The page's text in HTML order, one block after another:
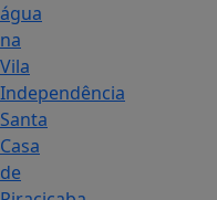
água
na
Vila
Independência
Santa
Casa
de